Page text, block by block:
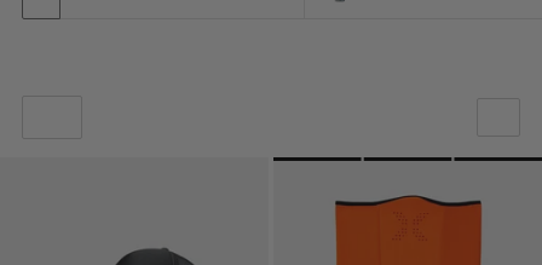
VÅR ANBEFALING
PRIS LAV TIL HØY